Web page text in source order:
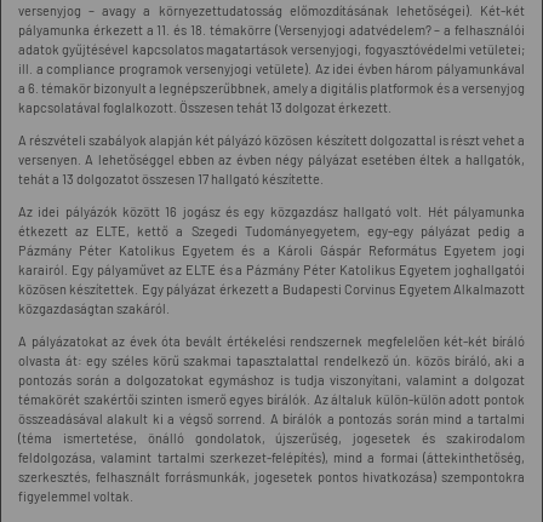
versenyjog – avagy a környezettudatosság előmozdításának lehetőségei). Két-két
pályamunka érkezett a 11. és 18. témakörre (Versenyjogi adatvédelem? – a felhasználói
adatok gyűjtésével kapcsolatos magatartások versenyjogi, fogyasztóvédelmi vetületei;
ill. a compliance programok versenyjogi vetülete). Az idei évben három pályamunkával
a 6. témakör bizonyult a legnépszerűbbnek, amely a digitális platformok és a versenyjog
kapcsolatával foglalkozott. Összesen tehát 13 dolgozat érkezett.
A részvételi szabályok alapján két pályázó közösen készített dolgozattal is részt vehet a
versenyen. A lehetőséggel ebben az évben négy pályázat esetében éltek a hallgatók,
tehát a 13 dolgozatot összesen 17 hallgató készítette.
Az idei pályázók között 16 jogász és egy közgazdász hallgató volt. Hét pályamunka
étkezett az ELTE, kettő a Szegedi Tudományegyetem, egy-egy pályázat pedig a
Pázmány Péter Katolikus Egyetem és a Károli Gáspár Református Egyetem jogi
karairól. Egy pályaművet az ELTE és a Pázmány Péter Katolikus Egyetem joghallgatói
közösen készítettek. Egy pályázat érkezett a Budapesti Corvinus Egyetem Alkalmazott
közgazdaságtan szakáról.
A pályázatokat az évek óta bevált értékelési rendszernek megfelelően két-két bíráló
olvasta át: egy széles körű szakmai tapasztalattal rendelkező ún. közös bíráló, aki a
pontozás során a dolgozatokat egymáshoz is tudja viszonyítani, valamint a dolgozat
témakörét szakértői szinten ismerő egyes bírálók. Az általuk külön-külön adott pontok
összeadásával alakult ki a végső sorrend. A bírálók a pontozás során mind a tartalmi
(téma ismertetése, önálló gondolatok, újszerűség, jogesetek és szakirodalom
feldolgozása, valamint tartalmi szerkezet-felépítés), mind a formai (áttekinthetőség,
szerkesztés, felhasznált forrásmunkák, jogesetek pontos hivatkozása) szempontokra
figyelemmel voltak.